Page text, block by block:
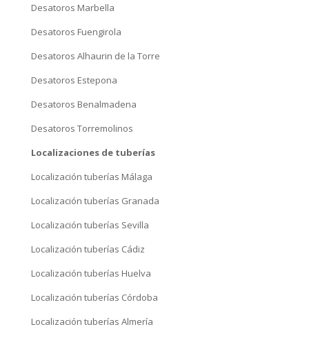
Desatoros Marbella
Desatoros Fuengirola
Desatoros Alhaurin de la Torre
Desatoros Estepona
Desatoros Benalmadena
Desatoros Torremolinos
Localizaciones de tuberías
Localización tuberías Málaga
Localización tuberías Granada
Localización tuberías Sevilla
Localización tuberías Cádiz
Localización tuberías Huelva
Localización tuberías Córdoba
Localización tuberías Almería